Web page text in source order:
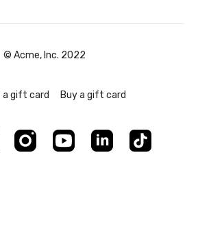
© Acme, Inc. 2022
a gift card Buy a gift card